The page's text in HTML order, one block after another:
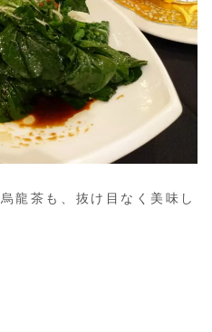
龍茶も、抜け目なく美味し